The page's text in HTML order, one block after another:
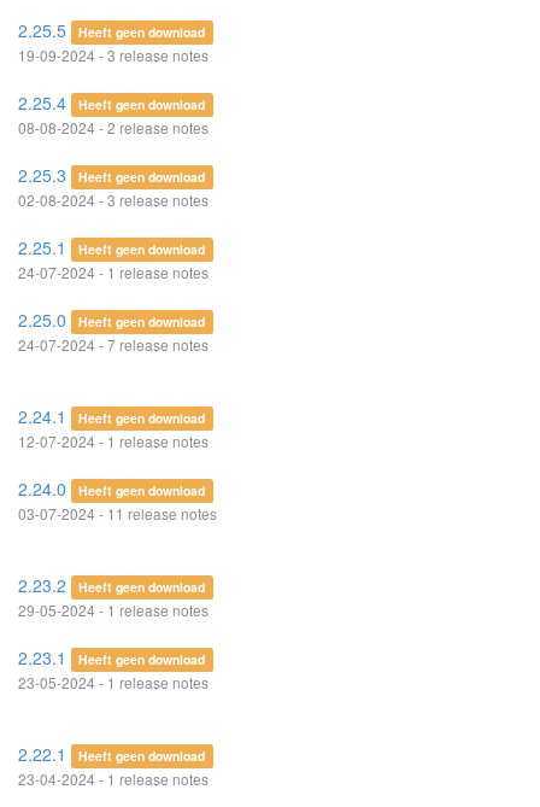
2.25.5 Heeft geen download
19-09-2024 - 3 release notes
2.25.4 Heeft geen download
08-08-2024 - 2 release notes
2.25.3 Heeft geen download
02-08-2024 - 3 release notes
2.25.1 Heeft geen download
24-07-2024 - 1 release notes
2.25.0 Heeft geen download
24-07-2024 - 7 release notes
2.24.1 Heeft geen download
12-07-2024 - 1 release notes
2.24.0 Heeft geen download
03-07-2024 - 11 release notes
2.23.2 Heeft geen download
29-05-2024 - 1 release notes
2.23.1 Heeft geen download
23-05-2024 - 1 release notes
2.22.1 Heeft geen download
23-04-2024 - 1 release notes